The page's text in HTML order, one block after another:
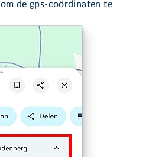
om de gps-coördinaten te